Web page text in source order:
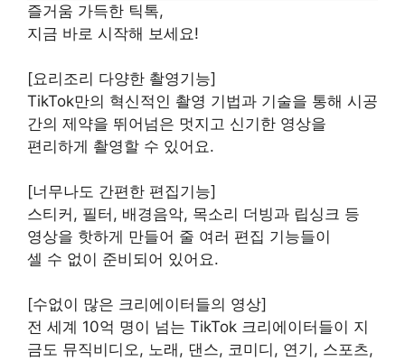
즐거움 가득한 틱톡,
지금 바로 시작해 보세요!
[요리조리 다양한 촬영기능]
TikTok만의 혁신적인 촬영 기법과 기술을 통해 시공
간의 제약을 뛰어넘은 멋지고 신기한 영상을
편리하게 촬영할 수 있어요.
[너무나도 간편한 편집기능]
스티커, 필터, 배경음악, 목소리 더빙과 립싱크 등
영상을 핫하게 만들어 줄 여러 편집 기능들이
셀 수 없이 준비되어 있어요.
[수없이 많은 크리에이터들의 영상]
전 세계 10억 명이 넘는 TikTok 크리에이터들이 지
금도 뮤직비디오, 노래, 댄스, 코미디, 연기, 스포츠,